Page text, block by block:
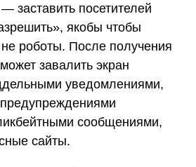
заставить посетителей
якобы чтобы
не роботы. После получения
завалить экран
уведомлениями,
сообщениями,
сайты.